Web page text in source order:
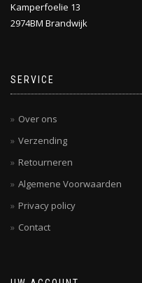
Kamperfoelie 13
2974BM Brandwijk
SERVICE
Over ons
Verzending
Retourneren
Algemene Voorwaarden
Privacy policy
Contact